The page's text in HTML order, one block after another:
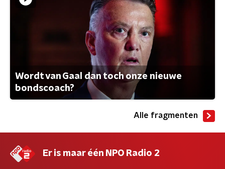
Wordt van Gaal dan toch onze nieuwe
bondscoach?
Alle fragmenten
Er is maar één NPO Radio 2